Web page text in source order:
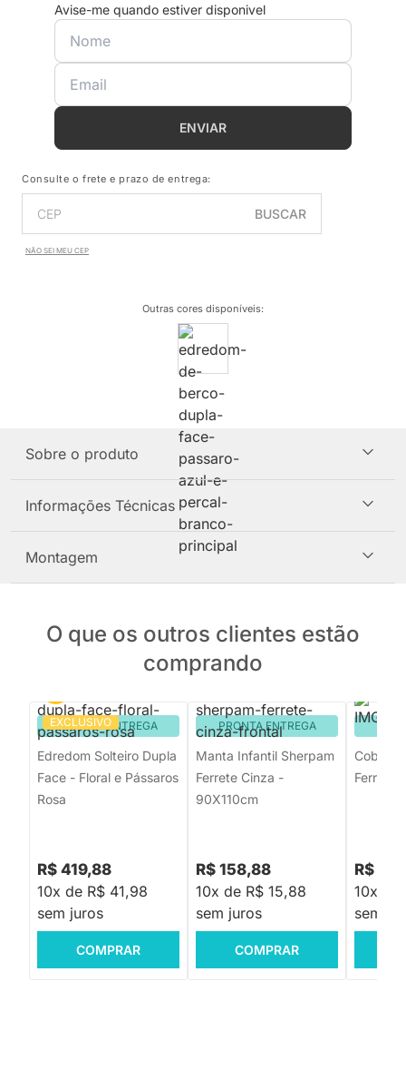
Avise-me quando estiver disponivel
ENVIAR
Consulte o frete e prazo de entrega:
BUSCAR
NÃO SEI MEU CEP
Outras cores disponíveis:
Sobre o produto
Informações Técnicas
Montagem
O que os outros clientes estão
comprando
EXCLUSIVO
PRONTA ENTREGA
Edredom Solteiro Dupla
Face - Floral e Pássaros
Rosa
R$ 419,88
10x de R$ 41,98
sem juros
COMPRAR
PRONTA ENTREGA
Manta Infantil Sherpam
Ferrete Cinza -
90X110cm
R$ 158,88
10x de R$ 15,88
sem juros
COMPRAR
Ferreti -
R$
10x de
sem